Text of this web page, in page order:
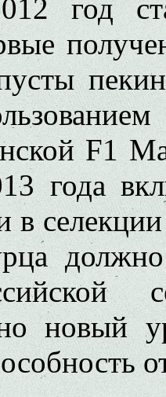
год
F1
года
в
новый